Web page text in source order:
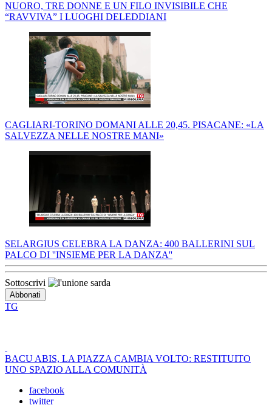
NUORO, TRE DONNE E UN FILO INVISIBILE CHE
“RAVVIVA” I LUOGHI DELEDDIANI
CAGLIARI-TORINO DOMANI ALLE 20,45. PISACANE: «LA
SALVEZZA NELLE NOSTRE MANI»
SELARGIUS CELEBRA LA DANZA: 400 BALLERINI SUL
PALCO DI ''INSIEME PER LA DANZA''
Sottoscrivi
TG
BACU ABIS, LA PIAZZA CAMBIA VOLTO: RESTITUITO
UNO SPAZIO ALLA COMUNITÀ
facebook
twitter